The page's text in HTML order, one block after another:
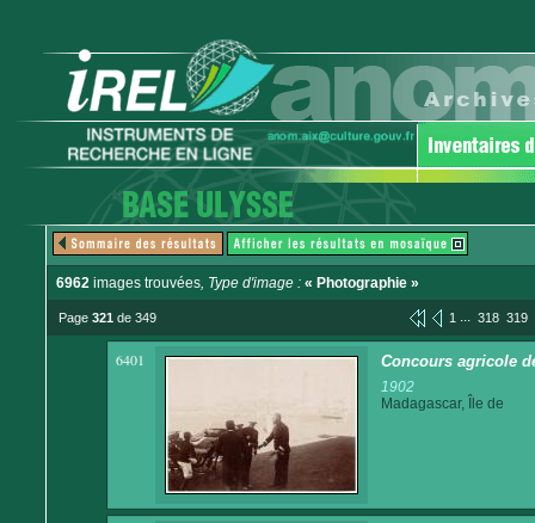
6962 images trouvées, Type d'image : « Photographie »
Page 321 de 349 1 ... 318 319
6401 Concours agricole
1902
Madagascar, Île de